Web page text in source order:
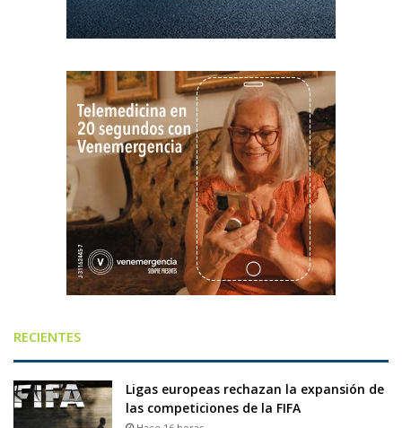
RECIENTES
Ligas europeas rechazan la expansión de
las competiciones de la FIFA